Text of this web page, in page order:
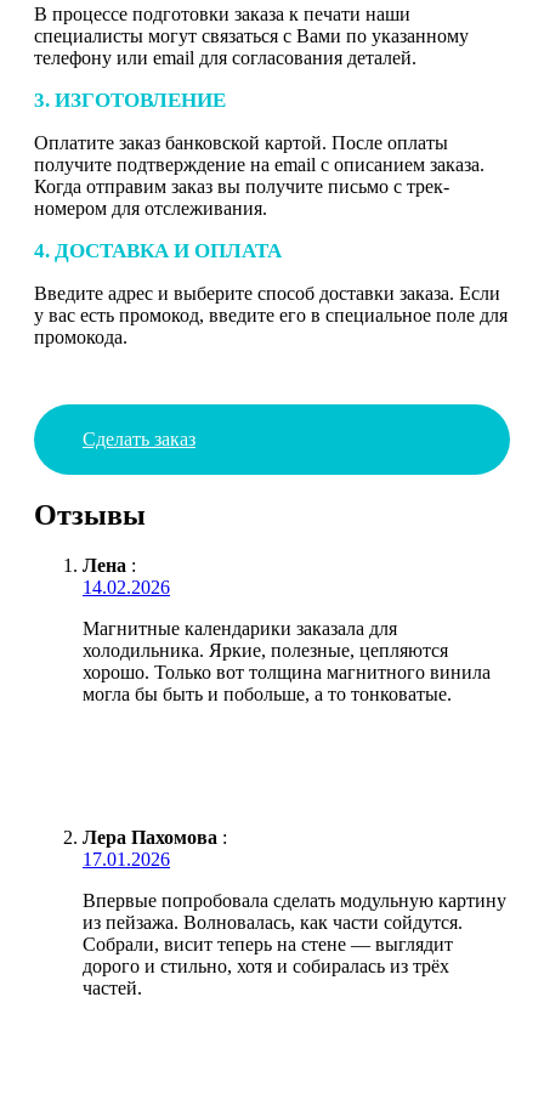
В процессе подготовки заказа к печати наши
специалисты могут связаться с Вами по указанному
телефону или email для согласования деталей.
3. ИЗГОТОВЛЕНИЕ
Оплатите заказ банковской картой. После оплаты
получите подтверждение на email с описанием заказа.
Когда отправим заказ вы получите письмо с трек-
номером для отслеживания.
4. ДОСТАВКА И ОПЛАТА
Введите адрес и выберите способ доставки заказа. Если
у вас есть промокод, введите его в специальное поле для
промокода.
Сделать заказ
Отзывы
Лена :
14.02.2026
Магнитные календарики заказала для
холодильника. Яркие, полезные, цепляются
хорошо. Только вот толщина магнитного винила
могла бы быть и побольше, а то тонковатые.
Лера Пахомова :
17.01.2026
Впервые попробовала сделать модульную картину
из пейзажа. Волновалась, как части сойдутся.
Собрали, висит теперь на стене — выглядит
дорого и стильно, хотя и собиралась из трёх
частей.